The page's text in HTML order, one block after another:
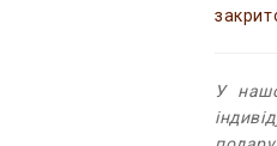
У